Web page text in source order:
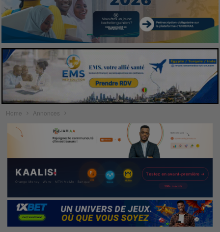
Home Annonces